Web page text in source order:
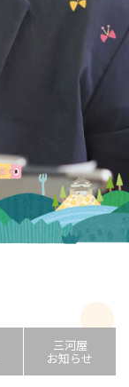
三河屋
お知らせ